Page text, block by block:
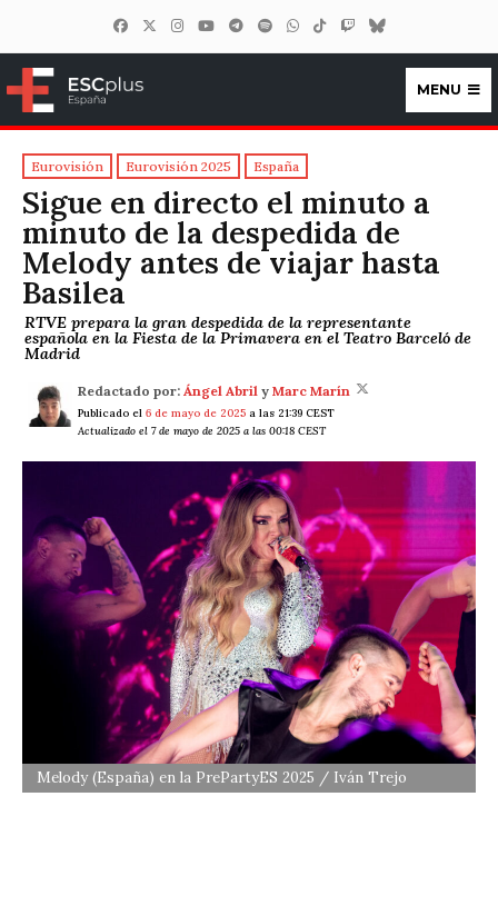
ESCplus España
MENU
Eurovisión Eurovisión 2025 España
Sigue en directo el minuto a
minuto de la despedida de
Melody antes de viajar hasta
Basilea
RTVE prepara la gran despedida de la representante
española en la Fiesta de la Primavera en el Teatro Barceló de
Madrid
Redactado por: Ángel Abril y Marc Marín
Publicado el 6 de mayo de 2025 a las 21:39 CEST
Actualizado el 7 de mayo de 2025 a las 00:18 CEST
Melody (España) en la PrePartyES 2025 / Iván Trejo